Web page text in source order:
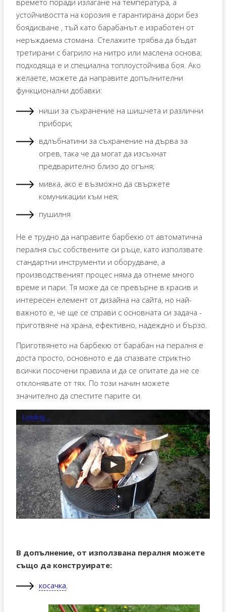
устойчивостта на корозия е гарантирана дори без
боядисване , тъй като барабанът е изработен от
неръждаема стомана. Стелажите трябва да бъдат
третирани с багрило на нитро или маслена основа;
подходяща е и специална топлоустойчива боя. Ако
желаете, можете да направите допълнителни
функционални добавки:
ниши за съхранение на шишчета и различни
прибори;
вдлъбнатини за съхранение на дърва за
огрев, така че да могат да изсъхнат
предварително близо до огъня;
мивка, ако е възможно да свържете
комуникации към нея;
пушилня
Не е трудно да направите барбекю от автоматична
пералня със собствените си ръце, като използвате
стандартни инструменти и оборудване, а
производственият процес няма да отнеме много
време и пари. Тя може да се превърне в красив и
интересен елемент от дизайна на сайта, но най-
важното е, че ще се справи с основната си задача -
приготвяне на храна, ефективно, надеждно и бързо.
Приготвянето на барбекю от барабан на пералня е
доста просто, основното е да спазвате стриктно
всички посочени правила и да се опитате да не се
отклонявате от тях. По този начин можете
значително да спестите парите си.
Loading...
В допълнение, от използвана пералня можете
също да конструирате:
косачка,